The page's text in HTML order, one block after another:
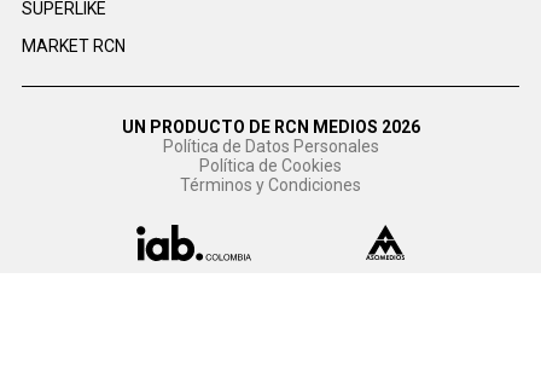
SUPERLIKE
MARKET RCN
UN PRODUCTO DE RCN MEDIOS 2026
Política de Datos Personales
Política de Cookies
Términos y Condiciones